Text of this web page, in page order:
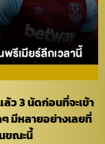
ว 3 นัดก่อนที่จะเข้า
มีหลายอย่างเลยที่
ขณะนี้